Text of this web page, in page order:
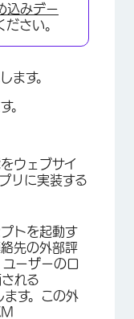
みデー
ださい。
ます。
。
ウェブサイ
リに実装する
トを起動す
先の外部評
ーザーのロ
れる
す。この外